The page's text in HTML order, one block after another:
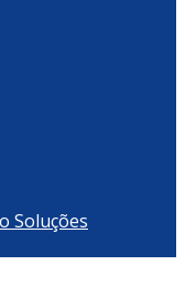
Soluções